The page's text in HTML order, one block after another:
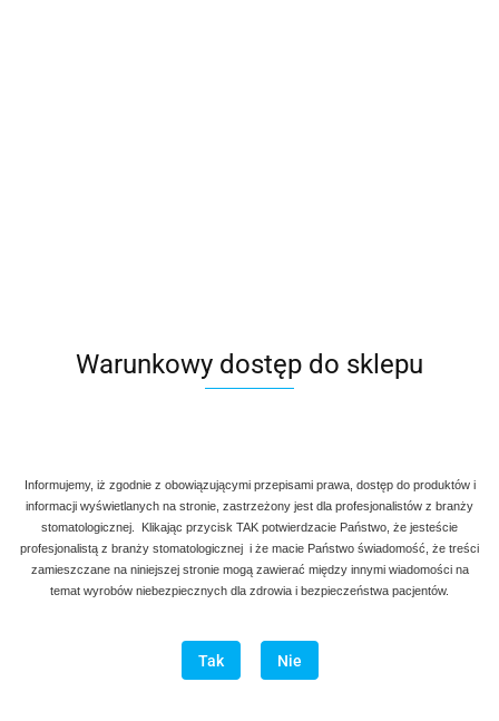
Warunkowy dostęp do sklepu
Informujemy, iż zgodnie z obowiązującymi przepisami prawa, dostęp do produktów i
informacji wyświetlanych na stronie, zastrzeżony jest dla profesjonalistów z branży
stomatologicznej. Klikając przycisk TAK potwierdzacie Państwo, że jesteście
profesjonalistą z branży stomatologicznej i że macie Państwo świadomość, że treści
zamieszczane na niniejszej stronie mogą zawierać między innymi wiadomości na
temat wyrobów niebezpiecznych dla zdrowia i bezpieczeństwa pacjentów.
Tak Nie